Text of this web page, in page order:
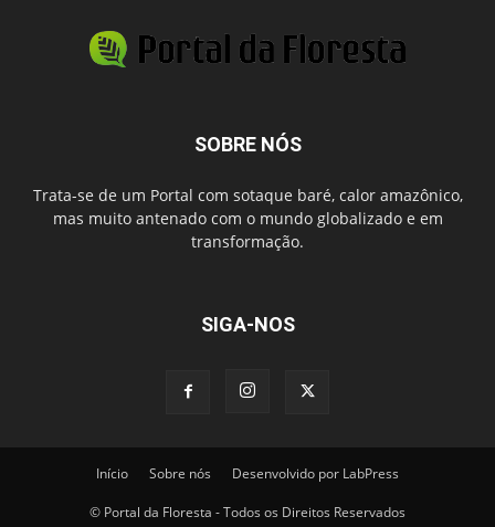
SOBRE NÓS
Trata-se de um Portal com sotaque baré, calor amazônico,
mas muito antenado com o mundo globalizado e em
transformação.
SIGA-NOS
Início Sobre nós Desenvolvido por LabPress
© Portal da Floresta - Todos os Direitos Reservados